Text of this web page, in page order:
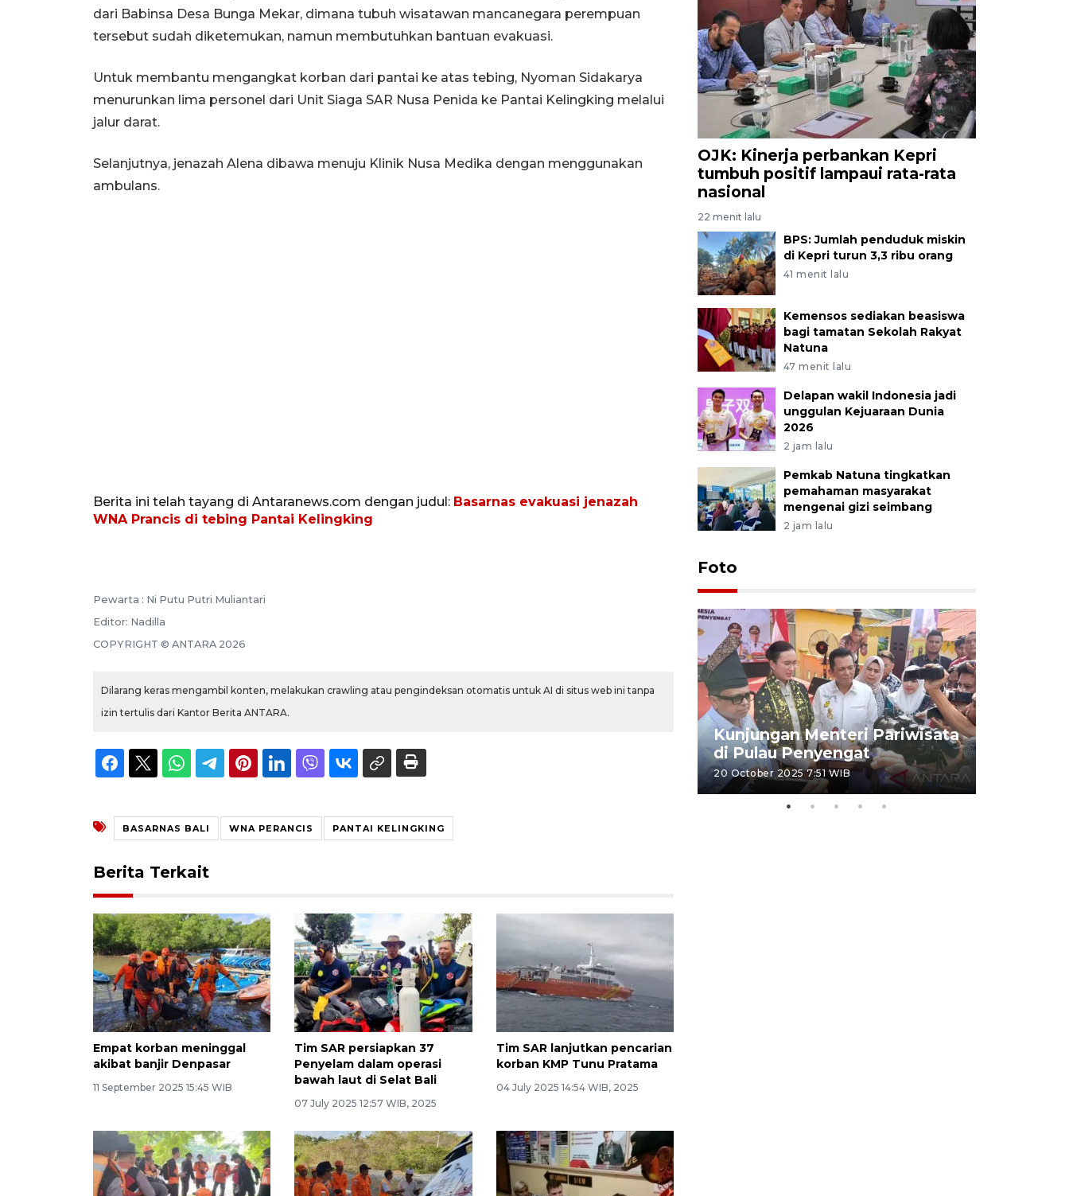
dari Babinsa Desa Bunga Mekar, dimana tubuh wisatawan mancanegara perempuan
tersebut sudah diketemukan, namun membutuhkan bantuan evakuasi.
Untuk membantu mengangkat korban dari pantai ke atas tebing, Nyoman Sidakarya
menurunkan lima personel dari Unit Siaga SAR Nusa Penida ke Pantai Kelingking melalui
jalur darat.
Selanjutnya, jenazah Alena dibawa menuju Klinik Nusa Medika dengan menggunakan
ambulans.
Berita ini telah tayang di Antaranews.com dengan judul: Basarnas evakuasi jenazah
WNA Prancis di tebing Pantai Kelingking
Pewarta : Ni Putu Putri Muliantari
Editor: Nadilla
COPYRIGHT © ANTARA 2026
Dilarang keras mengambil konten, melakukan crawling atau pengindeksan otomatis untuk AI di situs web ini tanpa
izin tertulis dari Kantor Berita ANTARA.
BASARNAS BALI WNA PERANCIS PANTAI KELINGKING
Berita Terkait
Empat korban meninggal
akibat banjir Denpasar
11 September 2025 15:45 WIB
Tim SAR persiapkan 37
Penyelam dalam operasi
bawah laut di Selat Bali
07 July 2025 12:57 WIB, 2025
Tim SAR lanjutkan pencarian
korban KMP Tunu Pratama
04 July 2025 14:54 WIB, 2025
OJK: Kinerja perbankan Kepri
tumbuh positif lampaui rata-rata
nasional
22 menit lalu
BPS: Jumlah penduduk miskin
di Kepri turun 3,3 ribu orang
41 menit lalu
Kemensos sediakan beasiswa
bagi tamatan Sekolah Rakyat
Natuna
47 menit lalu
Delapan wakil Indonesia jadi
unggulan Kejuaraan Dunia
2026
2 jam lalu
Pemkab Natuna tingkatkan
pemahaman masyarakat
mengenai gizi seimbang
2 jam lalu
Foto
Kunjungan Menteri Pariwisata
di Pulau Penyengat
20 October 2025 7:51 WIB